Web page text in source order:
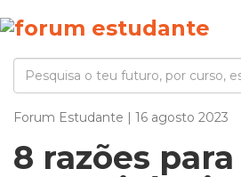
Forum Estudante | 16 agosto 2023
8 razões